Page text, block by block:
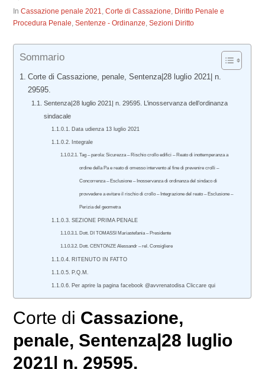
InCassazione penale 2021,Corte di Cassazione, Diritto Penale e
Procedura Penale,Sentenze - Ordinanze,Sezioni Diritto
Sommario
Corte di Cassazione, penale, Sentenza|28 luglio 2021| n.
29595.
Sentenza|28 luglio 2021| n. 29595. L’inosservanza dell’ordinanza
sindacale
Data udienza 13 luglio 2021
Integrale
Tag – parola: Sicurezza – Rischio crollo edifici – Reato di inottemperanza a
ordine della Pa e reato di omesso intervento al fine di prevenire crolli –
Concorrenza – Esclusione – Inosservanza di ordinanza del sindaco di
provvedere a evitare il rischio di crollo – Integrazione del reato – Esclusione –
Perizia del geometra
SEZIONE PRIMA PENALE
Dott. DI TOMASSI Mariastefania – Presidente
Dott. CENTONZE Alessandr – rel. Consigliere
RITENUTO IN FATTO
P.Q.M.
Per aprire la pagina facebook @avvrenatodisa Cliccare qui
Corte di Cassazione,
penale, Sentenza|28 luglio
2021| n. 29595.